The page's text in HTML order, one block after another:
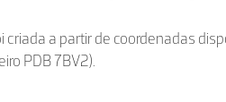
criada a partir de coordenadas
PDB 7BV2).